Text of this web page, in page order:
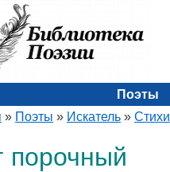
Поэты
» Поэты » Искатель » Стихи
порочный